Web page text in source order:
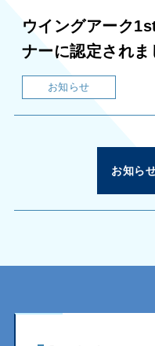
ウイングアーク
ナーに認定されま
お知らせ
お知ら